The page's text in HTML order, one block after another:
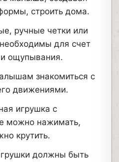
строить дома.
ручные четки или
для счет
и ощупывания.
знакомиться с
движениями.
игрушка с
можно нажимать,
крутить.
должны быть